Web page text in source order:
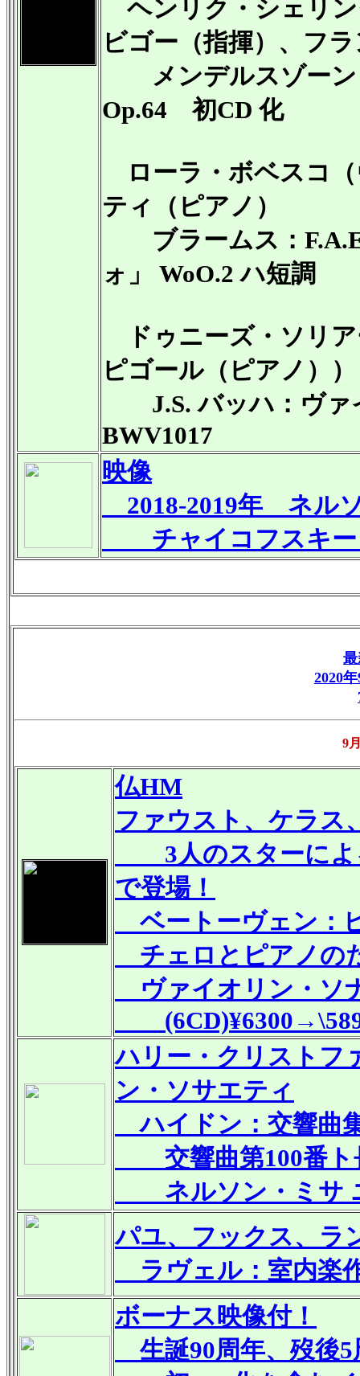
ヘンリク・シェリ
ビゴー（指揮）、フ
メンデルスゾーン
Op.64 初CD 化
ローラ・ボベスコ
ティ（ピアノ）
ブラームス：
ォ」 WoO.2 ハ短調
ドゥニーズ・ソリ
ピゴール（ピアノ））
J.S. バッハ：ヴァ
BWV1017
映像
2018-2019年 ネル
チャイコフスキー
2020
9
仏HM
ファウスト、ケラス
3人のスターによ
で登場！
ベートーヴェン：
チェロとピアノの
ヴァイオリン・ソ
ハリー・クリストフ
ン・ソサエティ
ハイドン：交響曲
交響曲第100番ト
ネルソン・ミサ
パユ、フックス、ラ
ラヴェル：室内楽
ボーナス映像付！
生誕90周年、歿後5